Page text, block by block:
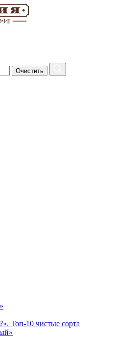
Очистить
Топ-10 чистые сорта